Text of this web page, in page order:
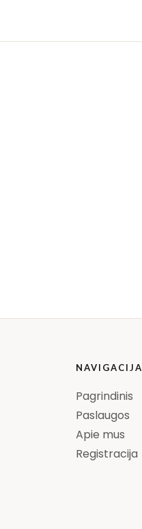
NAVIGACIJA
Pagrindinis
Paslaugos
Apie mus
Registracija